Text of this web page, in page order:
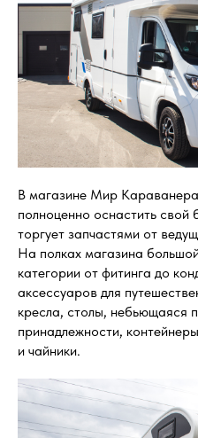
В магазине Мир
полноценно оснастить
торгует запчастями от
На полках магазина
категории от фитинга до
аксессуаров для
кресла, столы, небьющаяся
принадлежности,
и чайники.